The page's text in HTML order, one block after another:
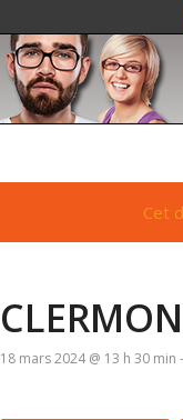
Cet
18 mars 2024 @ 13 h 30 min -